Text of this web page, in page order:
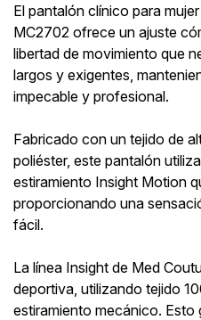
El pantalón clínico para
MC2702 ofrece un ajuste
libertad de movimiento que
largos y exigentes,
impecable y profesional.
Fabricado con un tejido de
poliéster, este pantalón
estiramiento Insight Motion
proporcionando una
fácil.
La línea Insight de Med
deportiva, utilizando tejido
estiramiento mecánico. Esto